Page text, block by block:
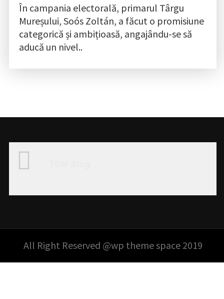
În campania electorală, primarul Târgu
Mureșului, Soós Zoltán, a făcut o promisiune
categorică și ambițioasă, angajându-se să
aducă un nivel..
All Right Reserved @wp theme space 2019